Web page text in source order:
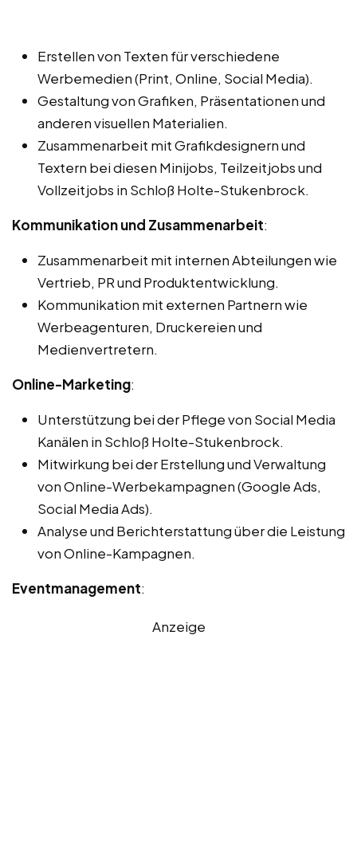
Erstellen von Texten für verschiedene
Werbemedien (Print, Online, Social Media).
Gestaltung von Grafiken, Präsentationen und
anderen visuellen Materialien.
Zusammenarbeit mit Grafikdesignern und
Textern bei diesen Minijobs, Teilzeitjobs und
Vollzeitjobs in Schloß Holte-Stukenbrock.
Kommunikation und Zusammenarbeit:
Zusammenarbeit mit internen Abteilungen wie
Vertrieb, PR und Produktentwicklung.
Kommunikation mit externen Partnern wie
Werbeagenturen, Druckereien und
Medienvertretern.
Online-Marketing:
Unterstützung bei der Pflege von Social Media
Kanälen in Schloß Holte-Stukenbrock.
Mitwirkung bei der Erstellung und Verwaltung
von Online-Werbekampagnen (Google Ads,
Social Media Ads).
Analyse und Berichterstattung über die Leistung
von Online-Kampagnen.
Eventmanagement:
Anzeige